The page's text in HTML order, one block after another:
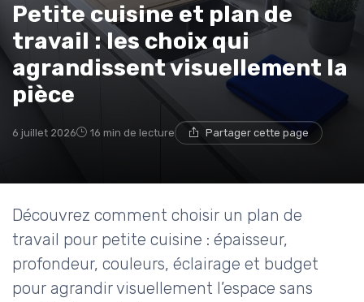
Petite cuisine et plan de
travail : les choix qui
agrandissent visuellement la
pièce
6 juillet 2026 16 min de lecture Partager cette page
Découvrez comment choisir un plan de
travail pour petite cuisine : épaisseur,
profondeur, couleurs, éclairage et budget
pour agrandir visuellement l’espace sans